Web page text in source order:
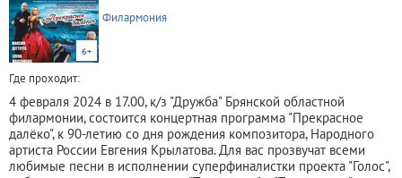
6+
Филармония
Где проходит:
4 февраля 2024 в 17.00, к/з "Дружба" Брянской областной
филармонии, состоится концертная программа "Прекрасное
далёко", к 90-летию со дня рождения композитора, Народного
артиста России Евгения Крылатова. Для вас прозвучат всеми
любимые песни в исполнении суперфиналистки проекта "Голос",